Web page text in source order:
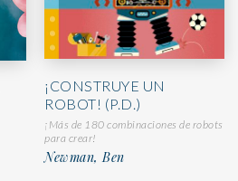
¡CONSTRUYE UN
ROBOT! (P.D.)
¡Más de 180 combinaciones de robots
para crear!
Newman, Ben